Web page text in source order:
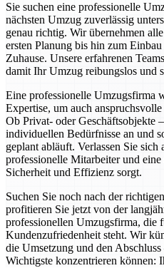
Sie suchen eine professionelle
nächsten Umzug zuverlässig
genau richtig. Wir übernehmen
ersten Planung bis hin zum
Zuhause. Unsere erfahrenen
damit Ihr Umzug reibungslos und
Eine professionelle Umzugsfirma
Expertise, um auch
Ob Privat- oder Geschäftsobjekte
individuellen Bedürfnisse an und
geplant abläuft. Verlassen Sie sich
professionelle Mitarbeiter und
Sicherheit und Effizienz sorgt.
Suchen Sie noch nach der
profitieren Sie jetzt von der
professionellen Umzugsfirma, die
Kundenzufriedenheit steht. Wir
die Umsetzung und den
Wichtigste konzentrieren können: